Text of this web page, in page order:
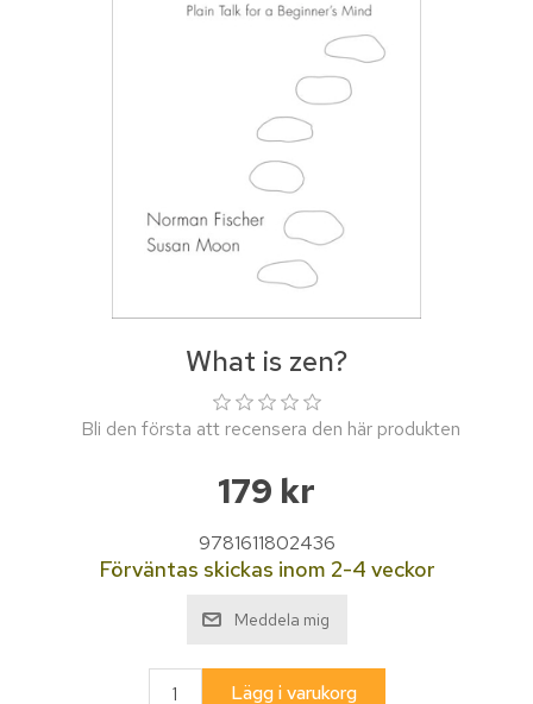
What is zen?
Bli den första att recensera den här produkten
179 kr
9781611802436
Förväntas skickas inom 2-4 veckor